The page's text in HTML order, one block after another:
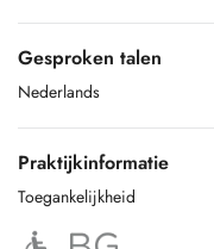
Gesproken talen
Nederlands
Praktijkinformatie
Toegankelijkheid